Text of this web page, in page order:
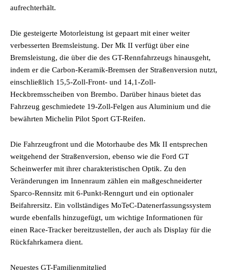
aufrechterhält.
Die gesteigerte Motorleistung ist gepaart mit einer weiter
verbesserten Bremsleistung. Der Mk II verfügt über eine
Bremsleistung, die über die des GT-Rennfahrzeugs hinausgeht,
indem er die Carbon-Keramik-Bremsen der Straßenversion nutzt,
einschließlich 15,5-Zoll-Front- und 14,1-Zoll-
Heckbremsscheiben von Brembo. Darüber hinaus bietet das
Fahrzeug geschmiedete 19-Zoll-Felgen aus Aluminium und die
bewährten Michelin Pilot Sport GT-Reifen.
Die Fahrzeugfront und die Motorhaube des Mk II entsprechen
weitgehend der Straßenversion, ebenso wie die Ford GT
Scheinwerfer mit ihrer charakteristischen Optik. Zu den
Veränderungen im Innenraum zählen ein maßgeschneiderter
Sparco-Rennsitz mit 6-Punkt-Renngurt und ein optionaler
Beifahrersitz. Ein vollständiges MoTeC-Datenerfassungssystem
wurde ebenfalls hinzugefügt, um wichtige Informationen für
einen Race-Tracker bereitzustellen, der auch als Display für die
Rückfahrkamera dient.
Neuestes GT-Familienmitglied